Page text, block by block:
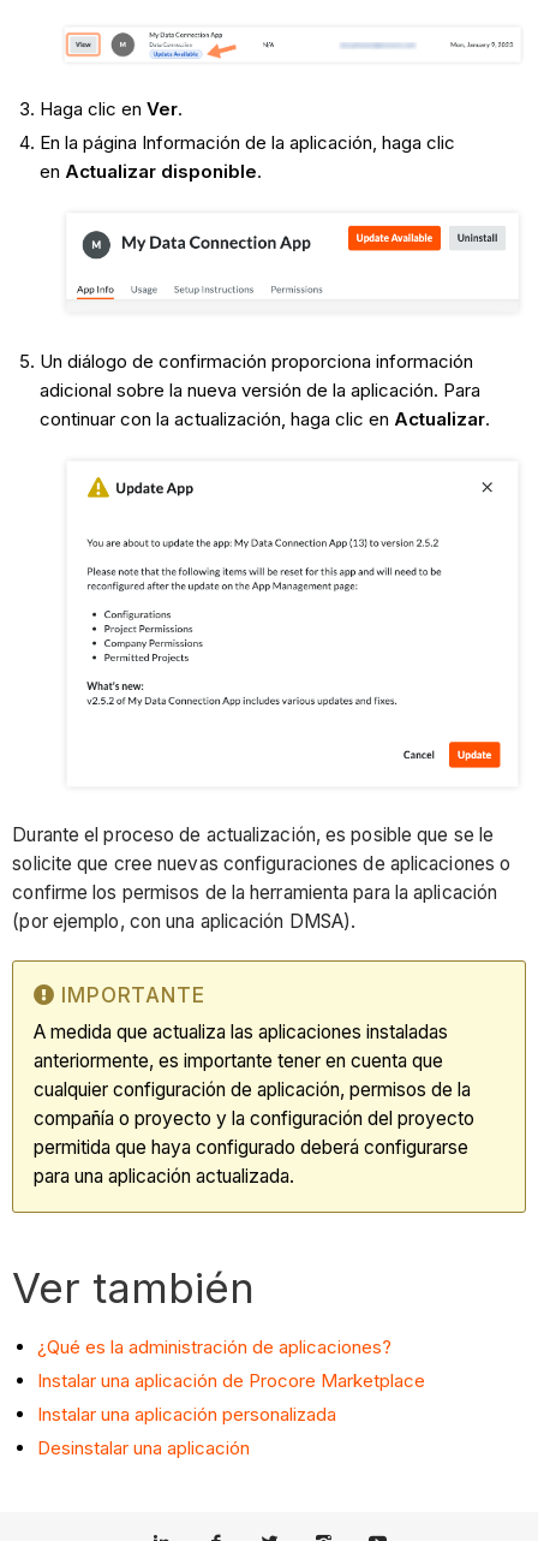
Haga clic en Ver.
En la página Información de la aplicación, haga clic
en Actualizar disponible.
Un diálogo de confirmación proporciona información
adicional sobre la nueva versión de la aplicación. Para
continuar con la actualización, haga clic en Actualizar.
Durante el proceso de actualización, es posible que se le
solicite que cree nuevas configuraciones de aplicaciones o
confirme los permisos de la herramienta para la aplicación
(por ejemplo, con una aplicación DMSA).
IMPORTANTE
A medida que actualiza las aplicaciones instaladas
anteriormente, es importante tener en cuenta que
cualquier configuración de aplicación, permisos de la
compañía o proyecto y la configuración del proyecto
permitida que haya configurado deberá configurarse
para una aplicación actualizada.
Ver también
¿Qué es la administración de aplicaciones?
Instalar una aplicación de Procore Marketplace
Instalar una aplicación personalizada
Desinstalar una aplicación